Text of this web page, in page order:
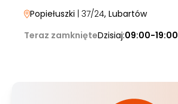
Popiełuszki | 37/24, Lubartów
Teraz zamknięteDzisiaj:09:00-19:00